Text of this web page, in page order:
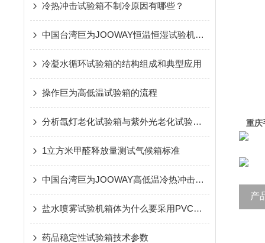
冷热冲击试验箱不制冷原因有哪些？
中国台湾巨为JOOWAY恒温恒湿试验机安装过程应注意哪些问题
冷凝水循环试验箱的结构组成和典型应用
操作巨为高低温试验箱的流程
分析氙灯老化试验箱与紫外光老化试验箱的区别
1立方米甲醛释放量测试气候箱标准
中国台湾巨为JOOWAY高低温冷热冲击箱的解剖 让你进一步的了解冷热冲击箱
盐水喷雾试验机箱体为什么要采用PVC塑料板
药品稳定性试验箱技术参数
重庆
产